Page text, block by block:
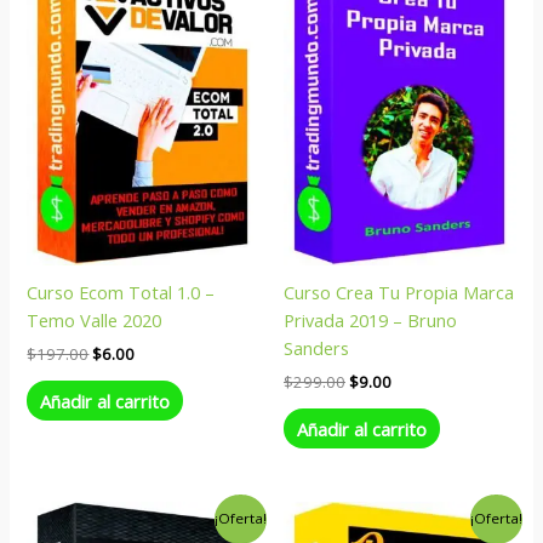
Curso Ecom Total 1.0 –
Temo Valle 2020
$197.00
original
era:
$197.00.
$6.00
actual
es:
$6.00.
Añadir al carrito
Curso Crea Tu Propia Marca
Privada 2019 – Bruno
Sanders
$299.00
original
era:
$299.00.
$9.00
actual
es:
$9.00.
Añadir al carrito
¡Oferta!
El
precio
El
precio
¡Oferta!
El
precio
El
precio